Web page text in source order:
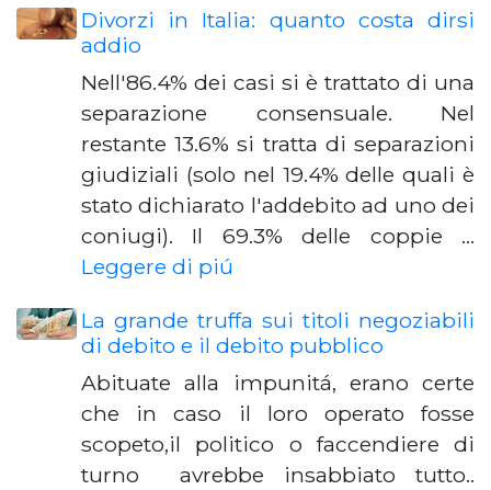
Divorzi in Italia: quanto costa dirsi
addio
Nell'86.4% dei casi si è trattato di una
separazione consensuale. Nel
restante 13.6% si tratta di separazioni
giudiziali (solo nel 19.4% delle quali è
stato dichiarato l'addebito ad uno dei
coniugi). Il 69.3% delle coppie …
Leggere di piú
La grande truffa sui titoli negoziabili
di debito e il debito pubblico
Abituate alla impunitá, erano certe
che in caso il loro operato fosse
scopeto,il politico o faccendiere di
turno avrebbe insabbiato tutto..